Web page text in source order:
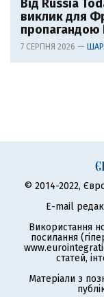
Від Russia
виклик для
пропагандою
7 СЕРПНЯ 2026 —
© 2014-2022,
E-mail
Використання
посилання
статей,
Матеріали з